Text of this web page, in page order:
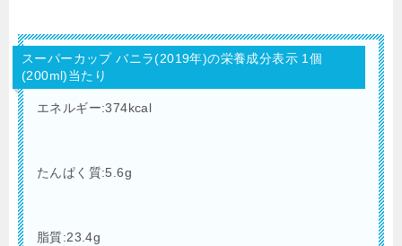
スーパーカップ バニラ(2019年)の栄養成分表示 1個
(200ml)当たり
エネルギー:374kcal
たんぱく質:5.6g
脂質:23.4g